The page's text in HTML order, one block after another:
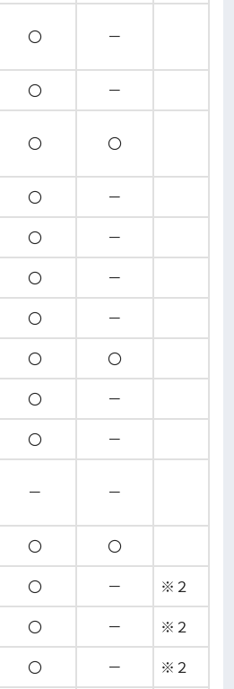
〇 －
〇 －
〇 〇
〇
－
〇
－
〇
－
〇
－
〇
〇
〇
－
〇 －
－ －
〇
〇
〇 －
※２
〇 －
※２
〇 －
※２